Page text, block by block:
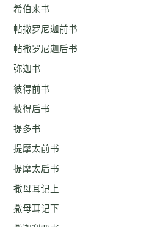
希伯来书
帖撒罗尼迦前书
帖撒罗尼迦后书
弥迦书
彼得前书
彼得后书
提多书
提摩太前书
提摩太后书
撒母耳记上
撒母耳记下